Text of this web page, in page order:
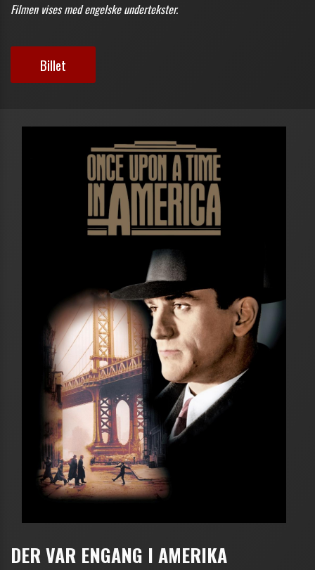
Filmen vises med engelske undertekster.
Billet
DER VAR ENGANG I AMERIKA